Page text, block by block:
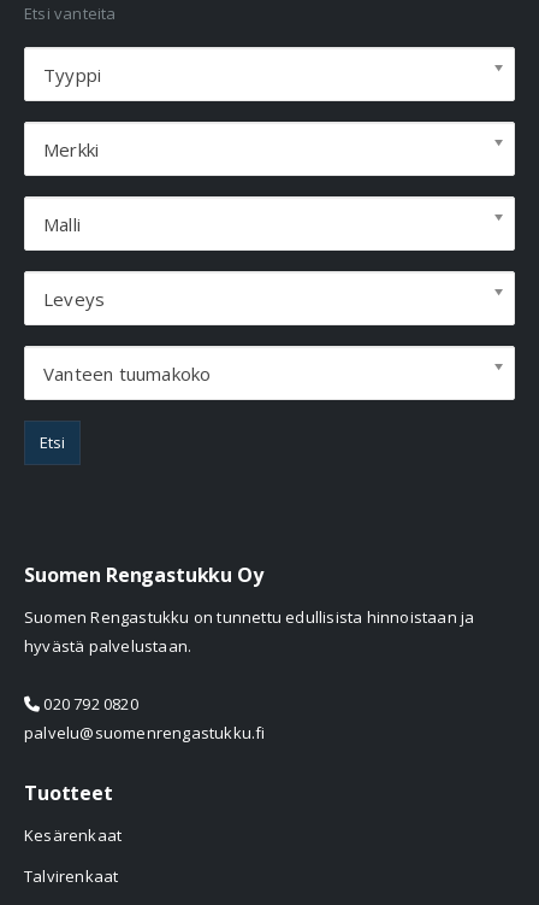
Etsi vanteita
Tyyppi
Merkki
Malli
Leveys
Vanteen tuumakoko
Etsi
Suomen Rengastukku Oy
Suomen Rengastukku on tunnettu edullisista hinnoistaan ja
hyvästä palvelustaan.
020 792 0820
palvelu@suomenrengastukku.fi
Tuotteet
Kesärenkaat
Talvirenkaat